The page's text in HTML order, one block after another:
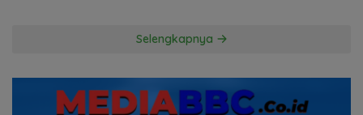
Selengkapnya